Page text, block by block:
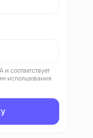
соответствует
использования